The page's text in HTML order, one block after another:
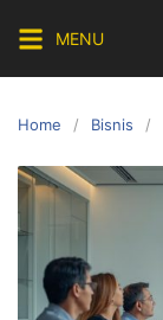
content
MENU
Home Bisnis